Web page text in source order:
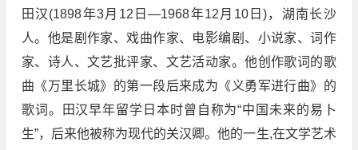
田汉(1898年3月12日—1968年12月10日)，湖南长沙
人。他是剧作家、戏曲作家、电影编剧、小说家、词作
家、诗人、文艺批评家、文艺活动家。他创作歌词的歌
曲《万里长城》的第一段后来成为《义勇军进行曲》的
歌词。田汉早年留学日本时曾自称为“中国未来的易卜
生”，后来他被称为现代的关汉卿。他的一生,在文学艺术